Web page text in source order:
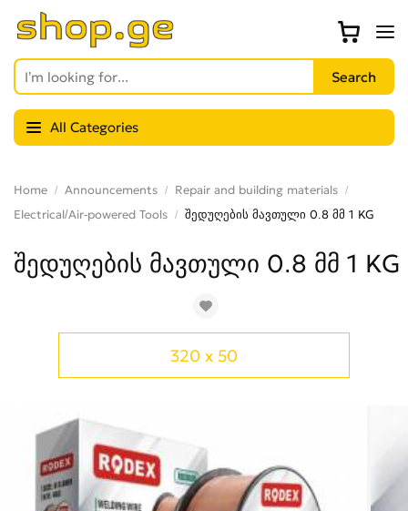
All Categories
Home Announcements
Repair and building materials
Electrical/Air-powered Tools
შედუღების მავთული 0.8 მმ 1 KG
შედუღების მავთული 0.8 მმ 1 KG
320 x 50